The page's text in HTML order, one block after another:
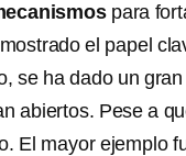
para
el papel
se ha dado un
abiertos. Pese a
El mayor ejemplo